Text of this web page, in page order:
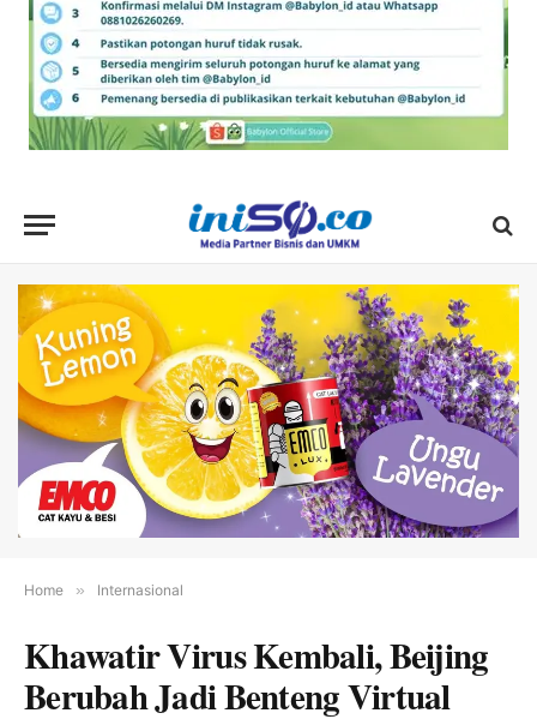
Home » Internasional
Khawatir Virus Kembali, Beijing
Berubah Jadi Benteng Virtual